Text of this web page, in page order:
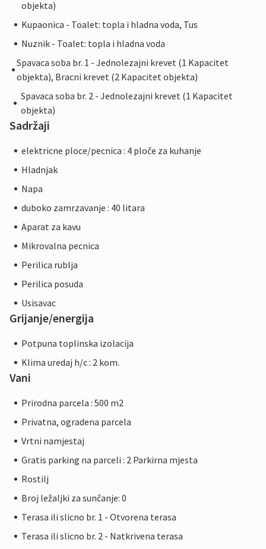
objekta)
Kupaonica - Toalet: topla i hladna voda, Tus
Nuznik - Toalet: topla i hladna voda
Spavaca soba br. 1 - Jednolezajni krevet (1 Kapacitet
objekta), Bracni krevet (2 Kapacitet objekta)
Spavaca soba br. 2 - Jednolezajni krevet (1 Kapacitet
objekta)
Sadržaji
elektricne ploce/pecnica : 4 ploče za kuhanje
Hladnjak
Napa
duboko zamrzavanje : 40 litara
Aparat za kavu
Mikrovalna pecnica
Perilica rublja
Perilica posuda
Usisavac
Grijanje/energija
Potpuna toplinska izolacija
Klima uredaj h/c : 2 kom.
Vani
Prirodna parcela : 500 m2
Privatna, ogradena parcela
Vrtni namjestaj
Gratis parking na parceli : 2 Parkirna mjesta
Rostilj
Broj ležaljki za sunčanje: 0
Terasa ili slicno br. 1 - Otvorena terasa
Terasa ili slicno br. 2 - Natkrivena terasa